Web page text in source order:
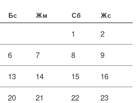
Бс Жм Сб Жс
1 2
6 7 8 9
13 14 15 16
20 21 22 23